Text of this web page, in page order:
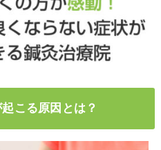
こる原因とは？